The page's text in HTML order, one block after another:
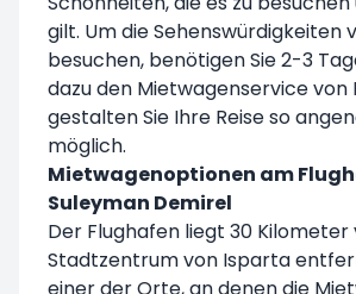
gilt. Um die Sehenswürdigkeiten
besuchen, benötigen Sie 2-3
dazu den Mietwagenservice von
gestalten Sie Ihre Reise so
möglich.
Mietwagenoptionen am
Suleyman Demirel
Der Flughafen liegt 30 Kilometer
Stadtzentrum von Isparta
einer der Orte, an denen die